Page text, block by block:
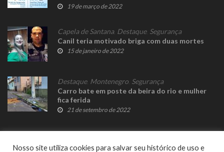
19 de março de 2022
Capela de Santana, Destaque, Segurança
Canil teria motivado briga com duas mortes
15 de janeiro de 2022
Destaque, Montenegro Segurança
Carro bate em poste da beira do rio e mulher
fica ferida
21 de setembro de 2022
Nosso site utiliza cookies para salvar seu histórico de uso e